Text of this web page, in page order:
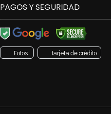
PAGOS Y SEGURIDAD
Fotos tarjeta de crédito